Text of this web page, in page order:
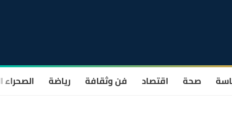
صحة اقتصاد فن وثقافة رياضة الصحراء